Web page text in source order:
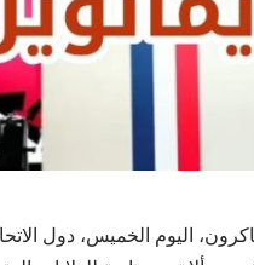
اليوم الخميس، دول